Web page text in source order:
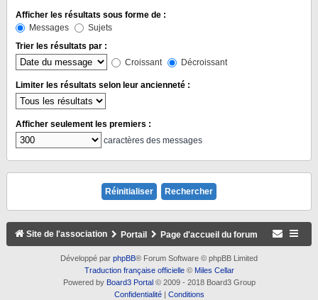
Afficher les résultats sous forme de :
Messages
Sujets
Trier les résultats par :
Croissant
Décroissant
Limiter les résultats selon leur ancienneté :
Afficher seulement les premiers :
caractères des messages
Site de l'association Portail Page d'accueil du forum
Développé par phpBB® Forum Software © phpBB Limited
Traduction française officielle© Miles Cellar
Powered by Board3 Portal© 2009 - 2018 Board3 Group
Confidentialité| Conditions